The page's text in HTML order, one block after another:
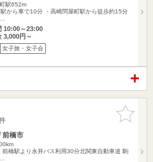
駅652m
駅から車で10分 ・高崎問屋町駅から徒歩約15分
10:00～23:00
3,000円～
女子旅・女子会
お気に入
りに追加
前橋市
前橋駅より永井バス利用30分北関東自動車道 駒